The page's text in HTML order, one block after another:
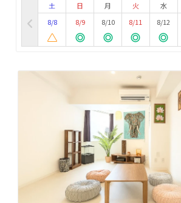
土
8/8
日
8/9
月
8/10
火
8/11
水
8/12